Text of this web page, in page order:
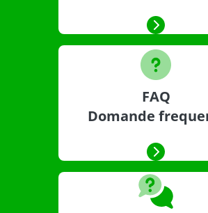
FAQ
Domande